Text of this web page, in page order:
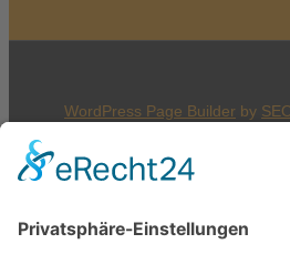
WordPress Page Builder by
© 2026 SEO WP Theme
Hamburg | Telefon: 040